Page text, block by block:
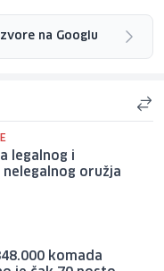
na Googlu
legalnog i
oružja
komada